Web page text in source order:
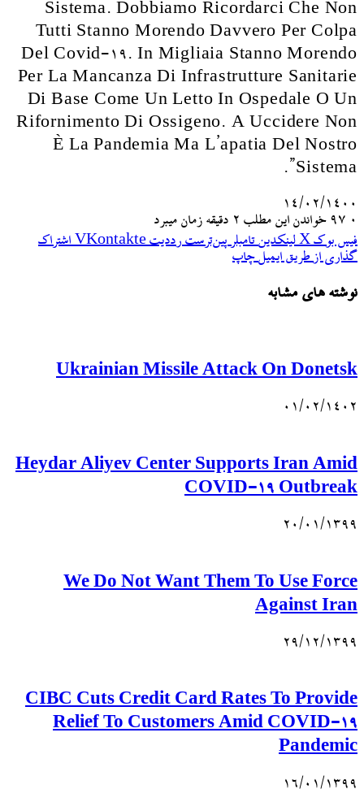
Sistema. Dobbiamo Ricordarci Che Non
Tutti Stanno Morendo Davvero Per Colpa
Del Covid-19. In Migliaia Stanno Morendo
Per La Mancanza Di Infrastrutture Sanitarie
Di Base Come Un Letto In Ospedale O Un
Rifornimento Di Ossigeno. A Uccidere Non
È La Pandemia Ma L’apatia Del Nostro
Sistema”.
۱۴/۰۲/۱۴۰۰
۰
خواندن این مطلب 2 دقیقه زمان میبرد
فیس بوک X لینکدین ‫تامبلر ‫پین‌ترست ‫رددیت ‫VKontakte اشتراک
گذاری از طریق ایمیل چاپ
نوشته های مشابه
Ukrainian Missile Attack On Donetsk
۰۱/۰۲/۱۴۰۲
Heydar Aliyev Center Supports Iran Amid
COVID-19 Outbreak
۲۰/۰۱/۱۳۹۹
We Do Not Want Them To Use Force
Against Iran
۲۹/۱۲/۱۳۹۹
CIBC Cuts Credit Card Rates To Provide
Relief To Customers Amid COVID-19
Pandemic
۱۶/۰۱/۱۳۹۹